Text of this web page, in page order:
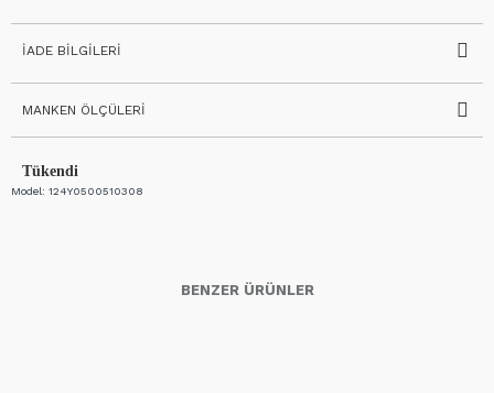
Tükendi
Model: 124Y0500510308
İADE BILGILERI
MANKEN ÖLÇÜLERI
BENZER ÜRÜNLER